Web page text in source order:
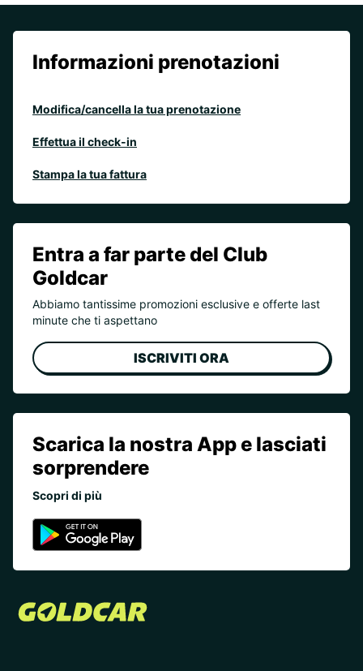
Informazioni prenotazioni
Modifica/cancella la tua prenotazione
Effettua il check-in
Stampa la tua fattura
Entra a far parte del Club
Goldcar
Abbiamo tantissime promozioni esclusive e offerte last
minute che ti aspettano
ISCRIVITI ORA
Scarica la nostra App e lasciati
sorprendere
Scopri di più